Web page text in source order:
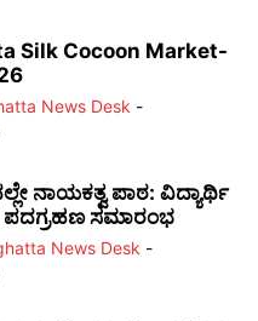
Silk Cocoon Market-
News Desk -
ನಾಯಕತ್ವ ಪಾಠ: ವಿದ್ಯಾರ್ಥಿ
ಪದಗ್ರಹಣ ಸಮಾರಂಭ
News Desk -